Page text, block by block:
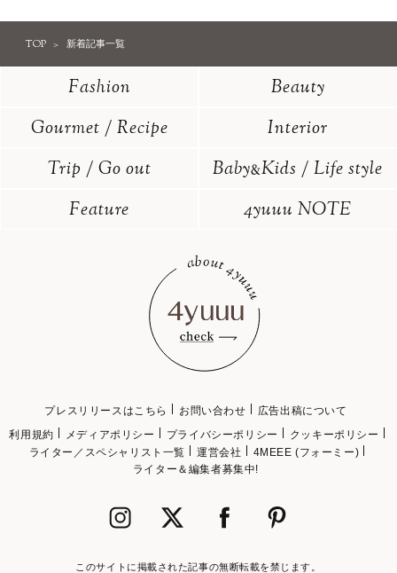
TOP 新着記事一覧
Fashion
Beauty
Gourmet / Recipe
Interior
Trip / Go out
Baby&Kids / Life style
Feature
4yuuu NOTE
プレスリリースはこちら お問い合わせ
広告出稿について
利用規約
メディアポリシー プライバシーポリシー
クッキーポリシー
ライター／スペシャリスト一覧
運営会社
4MEEE (フォーミー)
ライター＆編集者募集中!
このサイトに掲載された記事の無断転載を禁じます。